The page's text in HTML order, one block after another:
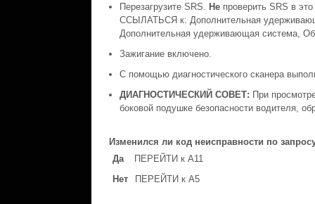
Перезагрузите SRS. Не проверить SRS в
ССЫЛАТЬСЯ к: Дополнительная
Дополнительная удерживающая система,
Зажигание включено.
С помощью диагностического сканера
ДИАГНОСТИЧЕСКИЙ СОВЕТ: При
боковой подушке безопасности водителя,
Изменился ли код неисправности по
Да
ПЕРЕЙТИ к A11
Нет
ПЕРЕЙТИ к A5